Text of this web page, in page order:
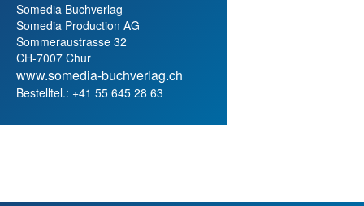
Somedia Buchverlag
Somedia Production AG
Sommeraustrasse 32
CH-7007 Chur
www.somedia-buchverlag.ch
Bestelltel.: +41 55 645 28 63